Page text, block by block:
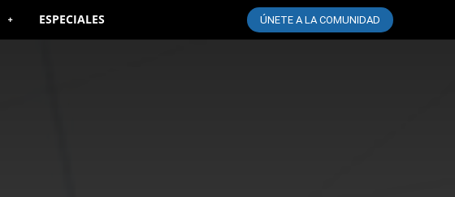
ESPECIALES ÚNETE A LA COMUNIDAD